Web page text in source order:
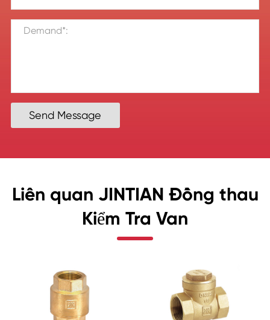
Send Message
Liên quan JINTIAN Đồng thau
Kiểm Tra Van